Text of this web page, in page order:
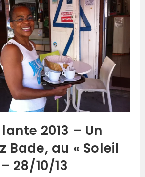
2013 – Un
Bade, au « Soleil
28/10/13